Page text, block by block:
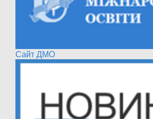
Сайт ДМО